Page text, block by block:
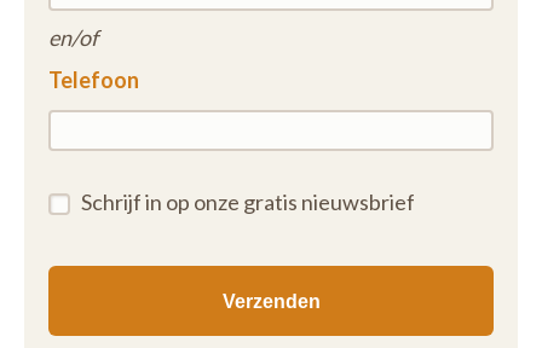
en/of
Telefoon
Schrijf in op onze gratis nieuwsbrief